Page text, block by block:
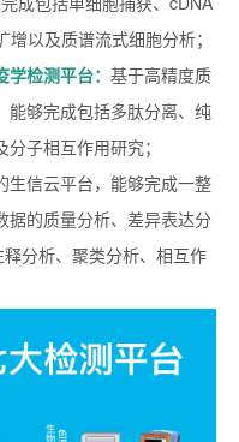
以及质谱流式细胞分析；
检测平台： 基于高精度质
能够完成包括多肽分离、纯
子相互作用研究；
生信云平台，能够完成一整
据的质量分析、差异表达分
分析、聚类分析、相互作